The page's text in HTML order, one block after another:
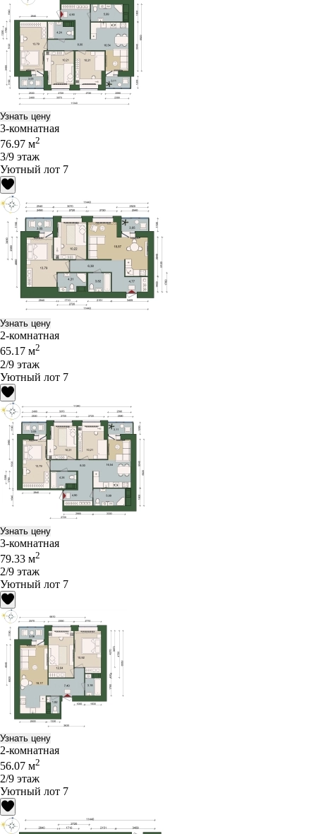
Узнать цену
3-комнатная
76.97 м2
3/9 этаж
Уютный лот 7
Узнать цену
2-комнатная
65.17 м2
2/9 этаж
Уютный лот 7
Узнать цену
3-комнатная
79.33 м2
2/9 этаж
Уютный лот 7
Узнать цену
2-комнатная
56.07 м2
2/9 этаж
Уютный лот 7